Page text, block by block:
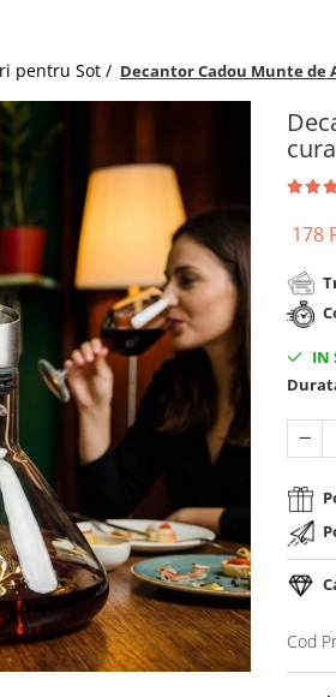
pentru Sot / Decantor Cadou Munte
178
IN
Cod